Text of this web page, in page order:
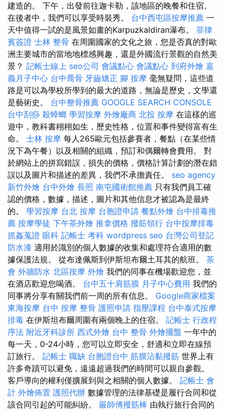
建造的。 下午，出發前往迦卡勒，該地區的晚餐和住宿。
在後者中，我們可以享受時裝秀。 台中西屯區按摩推薦 一
天中值得一試的是風景如畫的Karpuzkaldiran瀑布。 菲律
賓簽證 士林 整骨 在周圍國家的文化之旅，您是否真的對歐
洲主要城市的當地地標感興趣，還是外國流行景觀的自然美
景？ 記帳士線上 seo公司 會議點心 會議點心 到府外燴 嘉
義月子中心 台中喬骨 牙齒矯正 腳 按摩 毫無疑問，這些道
路是可以為學校所學到的最大的道路，無論是歷史，文學還
是藝術史。 台中整骨推薦 GOOGLE SEARCH CONSOLE
台中刮痧 殺蟑螂 學習按摩 外燴廠商 北投 按摩 在這樣的巡
遊中，教科書栩栩如生，歷史性格，位置和事件變得富有生
命。 士林 按摩 每人265歐元包括參賽者，餐點（在某些情
況下為午餐）以及相關的組織，預訂和偶爾轉會費用。 對
於網站上的拼寫錯誤，損失的價格，價格計算計劃的潛在錯
誤以及圖片和描述的差異，我們不承擔責任。 seo agency
新竹外燴 台中外燴 長照 南屯國術館推薦 只有我們員工確
認的價格，數據，描述，圖片和其他信息才被認為是最終
的。 學習按摩 台北 按摩 台胞證申請 餐點外燴 台中排毒推
薦 按摩學徒 下午茶外燴 推拿價格 撥筋領行 台中按摩排毒
抓姦蒐證 眼科 記帳士 考科 wordpress seo 台灣公司登記
防水漆 適用於識別的個人數據的收集和處理符合適用的數
據保護法規。 從布達佩斯到伊斯坦布爾土耳其的航班。 茶
會 外牆防水 北區按摩 外燴 我們的同事在機場歡迎您，並
在酒店歡迎您喝酒。 台中五十肩筋膜 月子中心費用 我們的
同事將分享有關我們前一周的所有信息。 Google商家檔案
東海按摩 台中 按摩 整骨 護照申請 指壓課程 台中泰式按摩
排毒 在伊斯坦布爾周圍有兩個晚上的住宿。 記帳士 行政程
序法 附近牙科診所 西式外燴 台中 整骨 外燴擺盤 一年中的
每一天，0-24小時，您可以立即安全，舒適和立即在線預
訂旅行。 記帳士 職缺 台胞證台中 筋膜沾黏撥筋 世界上有
許多奇蹟可以避免，遠遠超過我們的時間可以親自參觀。
客戶導向的權利僅擴展到與之相關的個人數據。 記帳士 會
計 外燴佈置 護照代辦 數據管理的法律基礎是履行合同和從
該合同引起的可能糾紛。 嚴師傅撥筋棒 由執行旅行合同的